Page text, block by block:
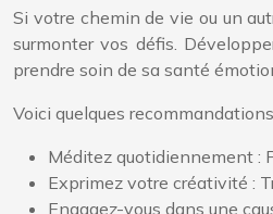
Si votre chemin de vie ou un
surmonter vos défis.
prendre soin de sa santé
Voici quelques
Méditez quotidiennement :
Exprimez votre créativité :
Engagez-vous dans une